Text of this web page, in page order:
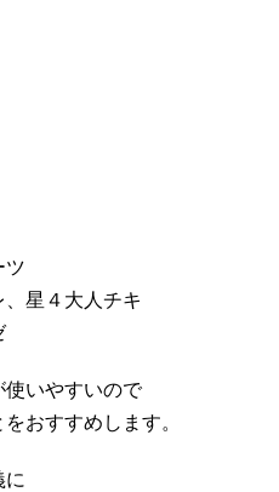
４大人チキ
いやすいので
おすすめします。
に